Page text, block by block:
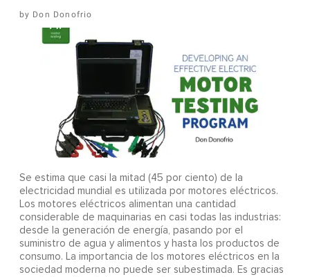
Don Donofrio
Se estima que casi la mitad (45 por ciento) de la
electricidad mundial es utilizada por motores eléctricos.
Los motores eléctricos alimentan una cantidad
considerable de maquinarias en casi todas las industrias:
desde la generación de energía, pasando por el
suministro de agua y alimentos y hasta los productos de
consumo. La importancia de los motores eléctricos en la
sociedad moderna no puede ser subestimada. Es gracias